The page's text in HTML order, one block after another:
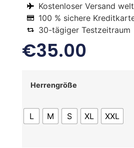
Kostenloser Versand
100 % sichere
30-tägiger Testzeitraum
€35.00
Herrengröße
L M S XL XXL